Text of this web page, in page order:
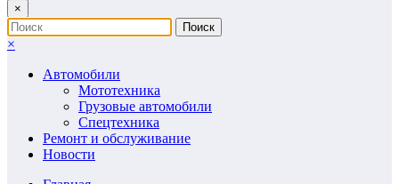
×
×
Автомобили
Мототехника
Грузовые автомобили
Спецтехника
Ремонт и обслуживание
Новости